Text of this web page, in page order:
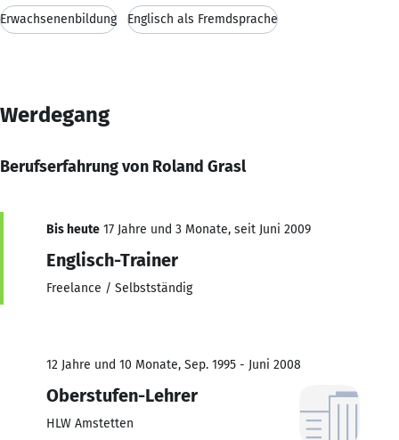
Erwachsenenbildung Englisch als Fremdsprache
Werdegang
Berufserfahrung von Roland Grasl
Bis heute 17 Jahre und 3 Monate, seit Juni 2009
Englisch-Trainer
Freelance / Selbstständig
12 Jahre und 10 Monate, Sep. 1995 - Juni 2008
Oberstufen-Lehrer
HLW Amstetten